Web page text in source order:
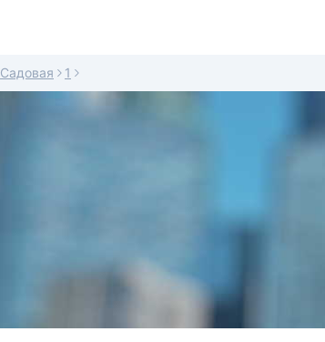
Садовая 1